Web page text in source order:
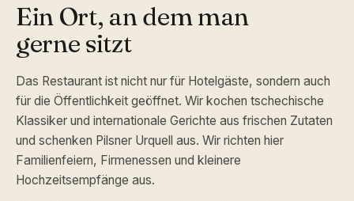
Ein Ort, an dem man
gerne sitzt
Das Restaurant ist nicht nur für Hotelgäste, sondern auch
für die Öffentlichkeit geöffnet. Wir kochen tschechische
Klassiker und internationale Gerichte aus frischen Zutaten
und schenken Pilsner Urquell aus. Wir richten hier
Familienfeiern, Firmenessen und kleinere
Hochzeitsempfänge aus.